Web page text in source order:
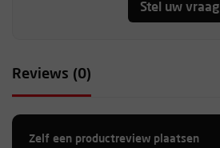
Stel uw vraag
Reviews (0)
Zelf een productreview plaatsen